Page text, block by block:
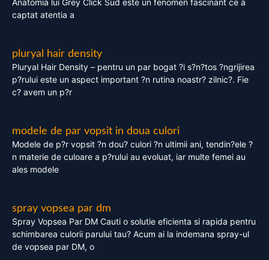
Anatomia lui Grey Click Sud este un fenomen fascinant ce a
captat atentia a
pluryal hair density
Pluryal Hair Density – pentru un par bogat ?i s?n?tos ?ngrijirea
p?rului este un aspect important ?n rutina noastr? zilnic?. Fie
c? avem un p?r
modele de par vopsit in doua culori
Modele de p?r vopsit ?n dou? culori ?n ultimii ani, tendin?ele ?
n materie de culoare a p?rului au evoluat, iar multe femei au
ales modele
spray vopsea par dm
Spray Vopsea Par DM Cauti o solutie eficienta si rapida pentru
schimbarea culorii parului tau? Acum ai la indemana spray-ul
de vopsea par DM, o